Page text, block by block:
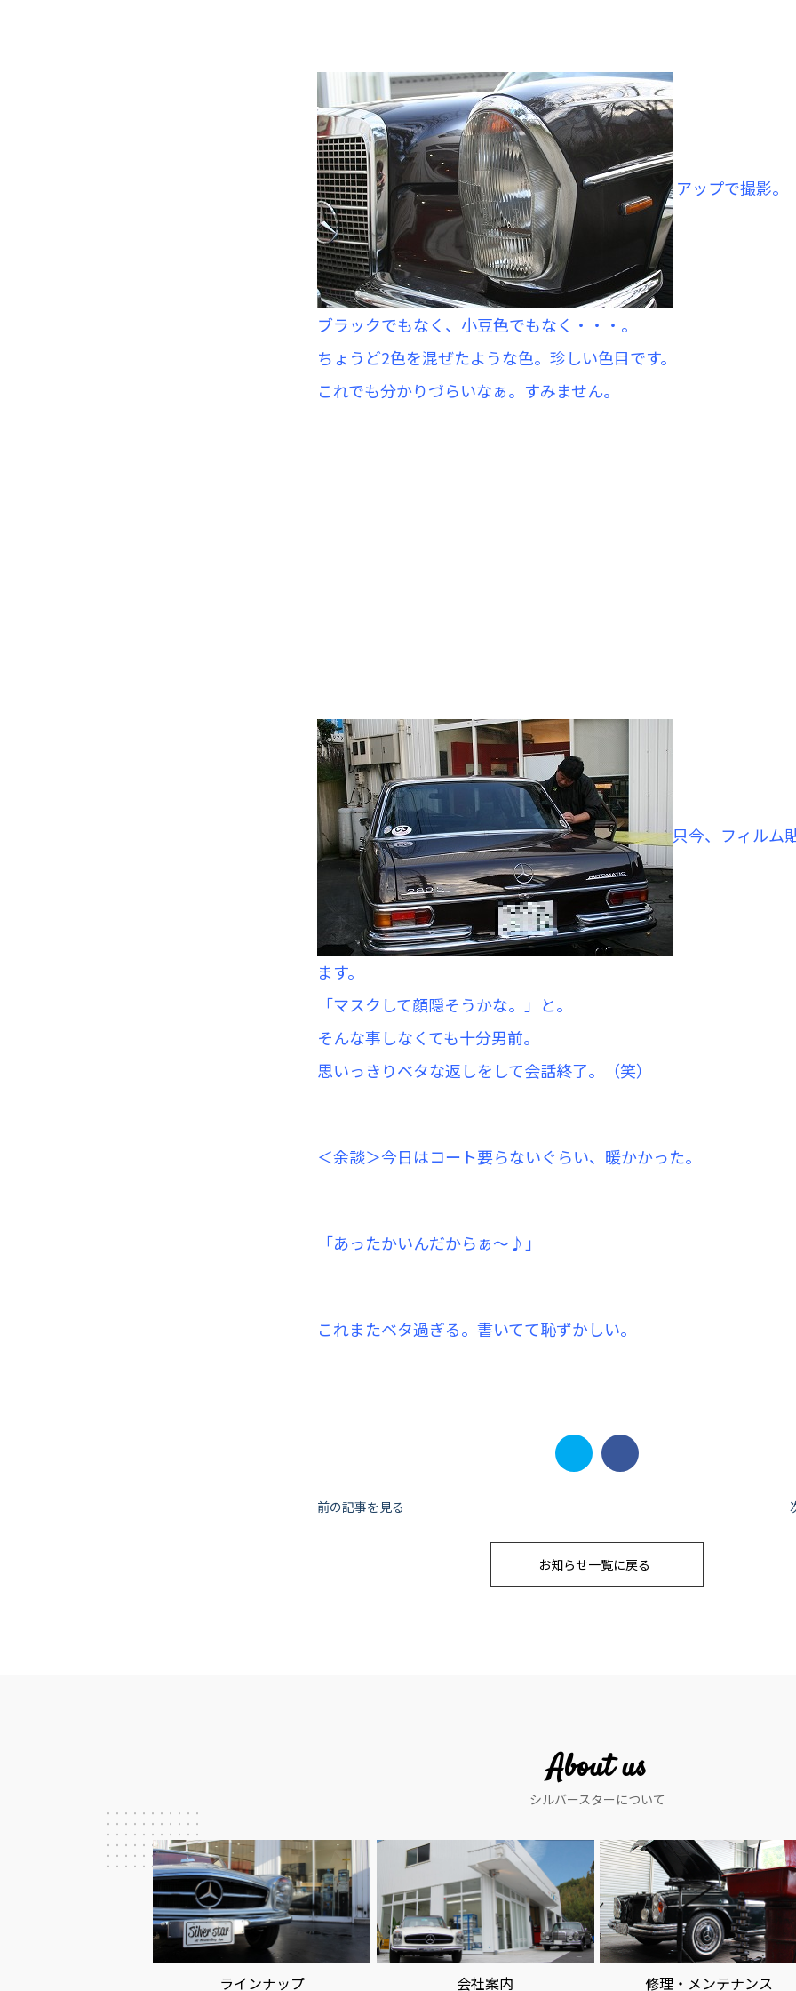
アップで撮影。
ブラックでもなく、小豆色でもなく・・・。
ちょうど2色を混ぜたような色。珍しい色目です。
これでも分かりづらいなぁ。すみません。
只今、フィルム
ます。
「マスクして顔隠そうかな。」と。
そんな事しなくても十分男前。
思いっきりベタな返しをして会話終了。（笑）
＜余談＞今日はコート要らないぐらい、暖かかった。
「あったかいんだからぁ～♪」
これまたベタ過ぎる。書いてて恥ずかしい。
投
前の記事を見る
お知らせ一覧に戻る
About us
シルバースターについて
ラインナップ 会社案内 修理・メンテナンス